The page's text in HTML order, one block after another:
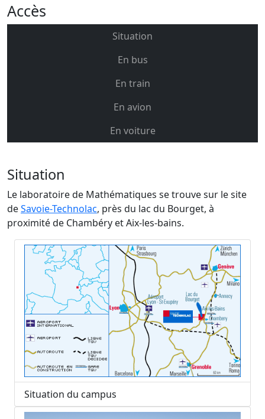
Accès
Situation
En bus
En train
En avion
En voiture
Situation
Le laboratoire de Mathématiques se trouve sur le site
deSavoie-Technolac, près du lac du Bourget, à
proximité de Chambéry et Aix-les-bains.
Situation du campus